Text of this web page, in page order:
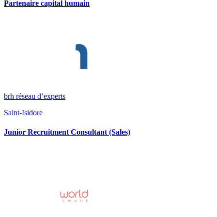
Partenaire capital humain
brh réseau d’experts
Saint-Isidore
Junior Recruitment Consultant (Sales)